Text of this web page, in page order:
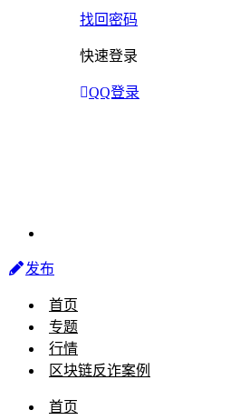
找回密码
快速登录
QQ登录
发布
首页
专题
行情
区块链反诈案例
首页